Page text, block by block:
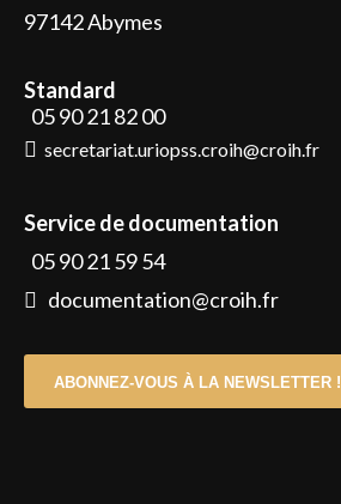
97142 Abymes
Standard
05 90 21 82 00
secretariat.uriopss.croih@croih.fr
Service de documentation
05 90 21 59 54
documentation@croih.fr
ABONNEZ-VOUS À LA NEWSLETTER !